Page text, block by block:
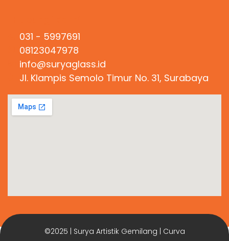
031 - 5997691
08123047978
info@suryaglass.id
Jl. Klampis Semolo Timur No. 31, Surabaya
©2025 | Surya Artistik Gemilang | Curva